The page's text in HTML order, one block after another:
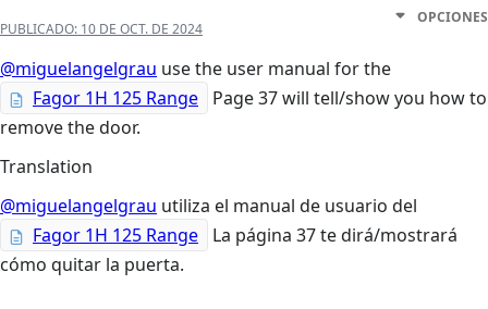
PUBLICADO: 10 DE OCT. DE 2024
OPCIONES
@miguelangelgrau use the user manual for the
Fagor 1H 125 Range
Page 37 will tell/show you how to
remove the door.
Translation
@miguelangelgrau utiliza el manual de usuario del
Fagor 1H 125 Range
La página 37 te dirá/mostrará
cómo quitar la puerta.